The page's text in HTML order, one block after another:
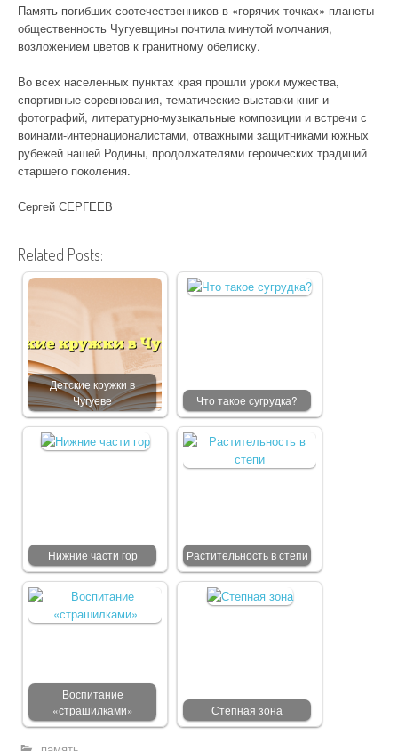
Память погибших соотечественников в «горячих точках» планеты
общественность Чугуевщины почтила минутой молчания,
возложением цветов к гранитному обелиску.
Во всех населенных пунктах края прошли уроки мужества,
спортивные соревнования, тематические выставки книг и
фотографий, литературно-музыкальные композиции и встречи с
воинами-интернационалистами, отважными защитниками южных
рубежей нашей Родины, продолжателями героических традиций
старшего поколения.
Сергей СЕРГЕЕВ
Related Posts:
Детские кружки в
Чугуеве
Что такое сугрудка?
Нижние части гор Растительность в степи
Воспитание
«страшилками»
Степная зона